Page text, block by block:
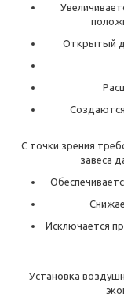
Открытый
С точки зрения
завеса
Исключается
Установка